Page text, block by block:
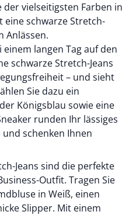
vielseitigsten Farben in
eine schwarze Stretch-
Anlässen.
einem langen Tag auf den
schwarze Stretch-Jeans
– und sieht
Sie dazu ein
Königsblau sowie eine
runden Ihr lässiges
schenken Ihnen
Jeans sind die perfekte
Outfit. Tragen Sie
in Weiß, einen
Slipper. Mit einem